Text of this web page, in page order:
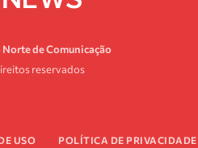
de Comunicação
reservados
USO POLÍTICA DE PRIVACIDADE